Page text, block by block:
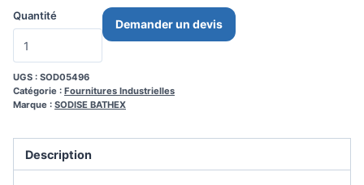
Quantité
Demander un devis
UGS : SOD05496
Catégorie : Fournitures Industrielles
Marque : SODISE BATHEX
Description